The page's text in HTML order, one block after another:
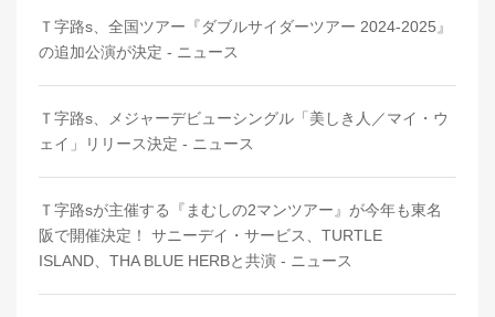
Ｔ字路s、全国ツアー『ダブルサイダーツアー 2024-2025』
の追加公演が決定 - ニュース
Ｔ字路s、メジャーデビューシングル「美しき人／マイ・ウ
ェイ」リリース決定 - ニュース
Ｔ字路sが主催する『まむしの2マンツアー』が今年も東名
阪で開催決定！ サニーデイ・サービス、TURTLE
ISLAND、THA BLUE HERBと共演 - ニュース